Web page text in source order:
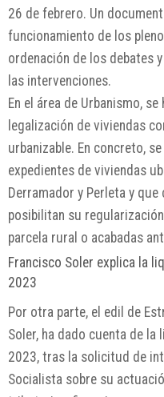
26 de febrero. Un
funcionamiento de los
ordenación de los debates
las intervenciones.
En el área de Urbanismo,
legalización de viviendas
urbanizable. En concreto,
expedientes de viviendas
Derramador y Perleta y
posibilitan su
parcela rural o acabadas
Francisco Soler explica la
2023
Por otra parte, el edil de
Soler, ha dado cuenta de
2023, tras la solicitud de
Socialista sobre su